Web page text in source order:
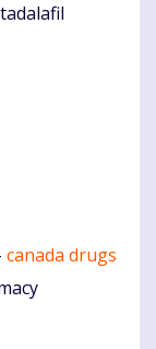
tadalafil
canada drugs